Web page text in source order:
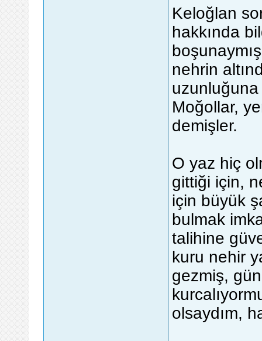
Keloğlan
hakkında
nehrin
Moğollar,
demişler.
O yaz hiç
gittiği için,
için büyük
bulmak
talihine
kuru nehir
gezmiş,
olsaydım,